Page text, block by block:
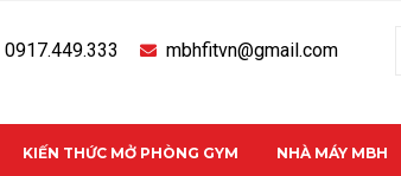
mbhfitvn@gmail.com
KIẾN THỨC MỞ PHÒNG GYM NHÀ MÁY MBH